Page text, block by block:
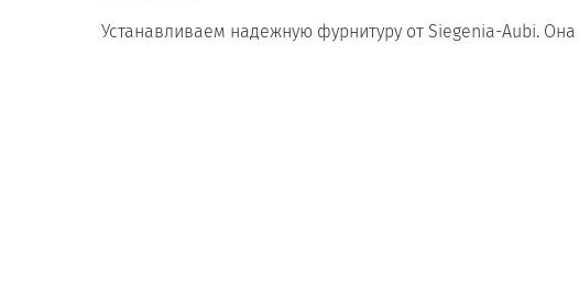
Устанавливаем надежную фурнитуру от Siegenia-Aubi.